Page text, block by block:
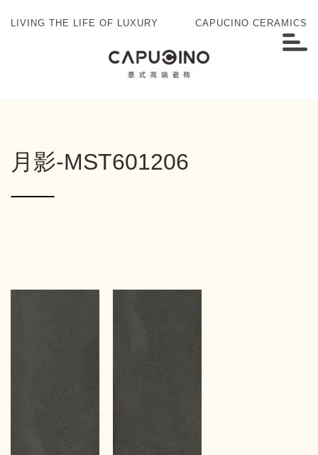
LIVING THE LIFE OF LUXURY CAPUCINO CERAMICS
月影-MST601206